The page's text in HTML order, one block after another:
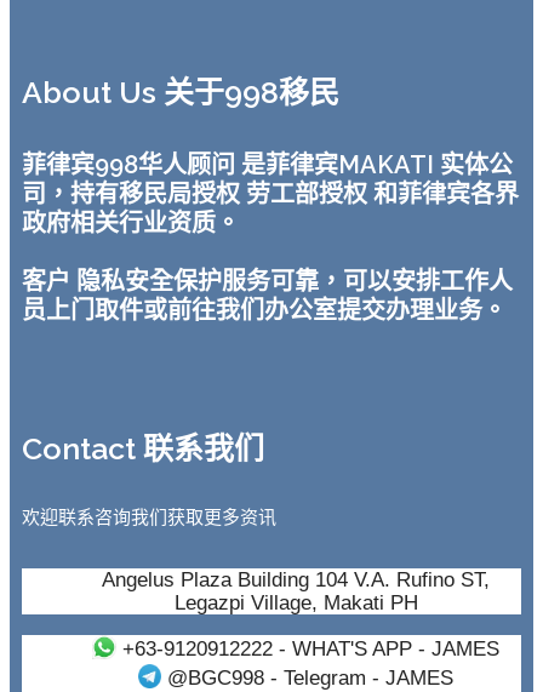
About Us 关于998移民
菲律宾998华人顾问 是菲律宾MAKATI 实体公
司，持有移民局授权 劳工部授权 和菲律宾各界
政府相关行业资质。
客户 隐私安全保护服务可靠，可以安排工作人
员上门取件或前往我们办公室提交办理业务。
Contact 联系我们
欢迎联系咨询我们获取更多资讯
Angelus Plaza Building 104 V.A. Rufino ST,
Legazpi Village, Makati PH
+63-9120912222- WHAT'S APP - JAMES
@BGC998 - Telegram - JAMES